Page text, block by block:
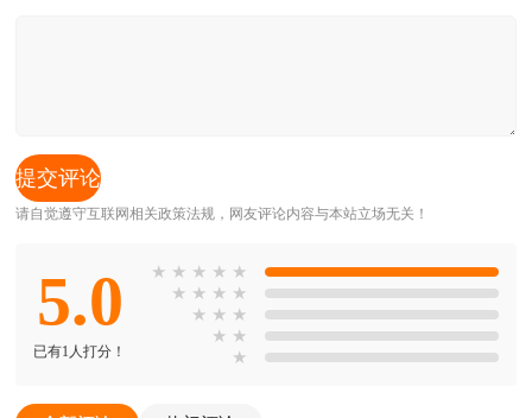
请自觉遵守互联网相关政策法规，网友评论内容与本站立场无关！
5.0
已有1人打分！
★ ★ ★ ★ ★
★ ★ ★ ★
★ ★ ★
★ ★
★